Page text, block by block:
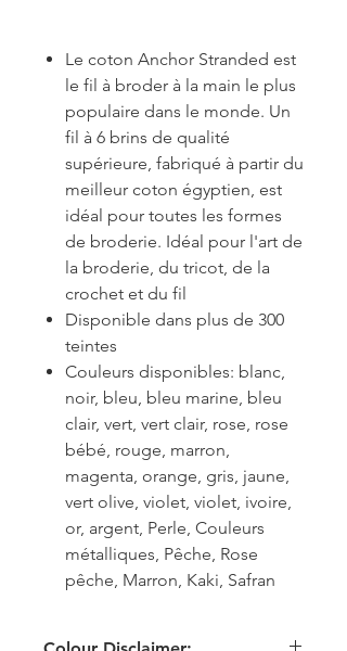
Le coton Anchor Stranded est
le fil à broder à la main le plus
populaire dans le monde. Un
fil à 6 brins de qualité
supérieure, fabriqué à partir du
meilleur coton égyptien, est
idéal pour toutes les formes
de broderie. Idéal pour l'art de
la broderie, du tricot, de la
crochet et du fil
Disponible dans plus de 300
teintes
Couleurs disponibles: blanc,
noir, bleu, bleu marine, bleu
clair, vert, vert clair, rose, rose
bébé, rouge, marron,
magenta, orange, gris, jaune,
vert olive, violet, violet, ivoire,
or, argent, Perle, Couleurs
métalliques, Pêche, Rose
pêche, Marron, Kaki, Safran